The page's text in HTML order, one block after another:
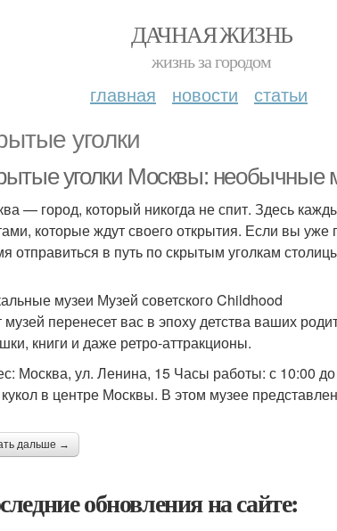
ДАЧНАЯ ЖИЗНЬ
жизнь за городом
главная новости статьи
уголки
уголки Москвы: необычные
— город, который никогда не спит. Здесь
которые ждут своего открытия. Если вы
отправиться в путь по скрытым уголкам
музеи Музей советского Childhood
музей перенесет вас в эпоху детства ваших
книги и даже ретро-аттракционы.
Москва, ул. Ленина, 15 Часы работы: с 10:00
в центре Москвы. В этом музее
дальше →
обновления на сайте: